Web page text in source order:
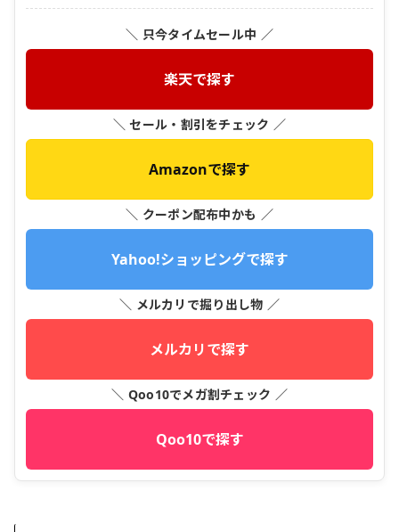
＼ 只今タイムセール中 ／
楽天で探す
＼ セール・割引をチェック ／
Amazonで探す
＼ クーポン配布中かも ／
Yahoo!ショッピングで探す
＼ メルカリで掘り出し物 ／
メルカリで探す
＼ Qoo10でメガ割チェック ／
Qoo10で探す